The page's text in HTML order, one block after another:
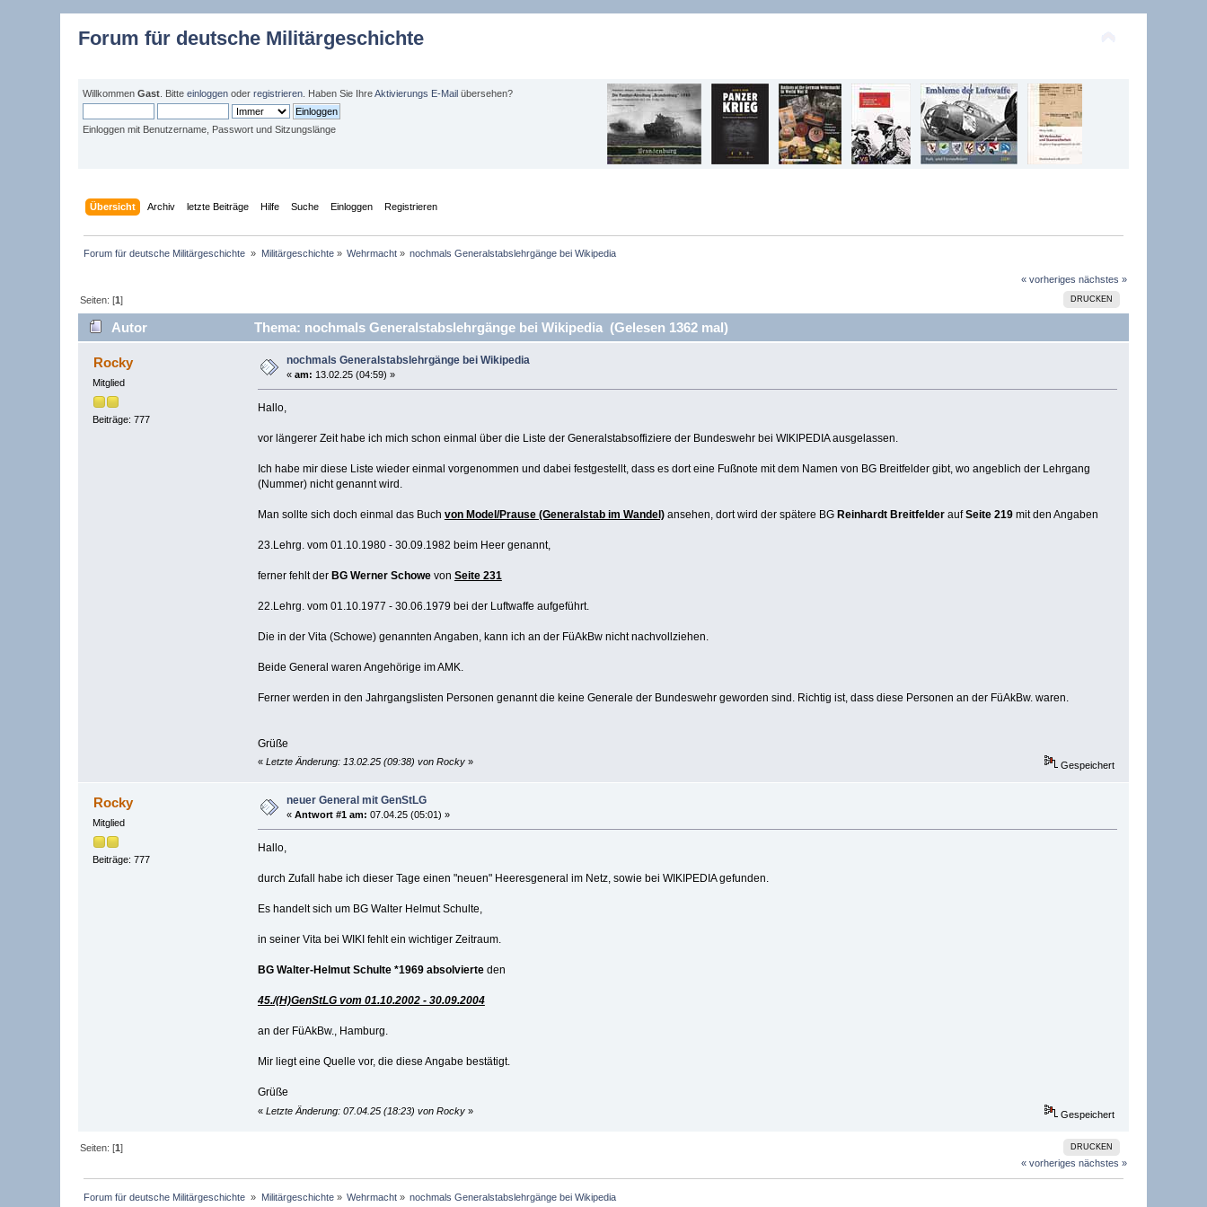
Forum für deutsche Militärgeschichte
WillkommenGast . Bitteeinloggen oderregistrieren . Haben Sie IhreAktivierungs E-Mail übersehen?
Einloggen mit Benutzername, Passwort und Sitzungslänge
Übersicht Archiv letzte Beiträge Hilfe Suche Einloggen Registrieren
Forum für deutsche Militärgeschichte » Militärgeschichte» Wehrmacht » nochmals Generalstabslehrgänge bei Wikipedia
« vorheriges nächstes »
DRUCKEN
Seiten: [1]
Autor Thema: nochmals Generalstabslehrgänge bei Wikipedia (Gelesen 1362 mal)
Rocky
Mitglied
Beiträge: 777
nochmals Generalstabslehrgänge bei Wikipedia
«am: 13.02.25 (04:59) »
Hallo,
vor längerer Zeit habe ich mich schon einmal über die Liste der Generalstabsoffiziere der Bundeswehr bei WIKIPEDIA ausgelassen.
Ich habe mir diese Liste wieder einmal vorgenommen und dabei festgestellt, dass es dort eine Fußnote mit dem Namen von BG Breitfelder gibt, wo angeblich der Lehrgang
(Nummer) nicht genannt wird.
Man sollte sich doch einmal das Buch von Model/Prause (Generalstab im Wandel)ansehen, dort wird der spätere BG Reinhardt BreitfelderaufSeite 219 mit den Angaben
23.Lehrg. vom 01.10.1980 - 30.09.1982 beim Heer genannt,
ferner fehlt der BG Werner Schowevon Seite 231
22.Lehrg. vom 01.10.1977 - 30.06.1979 bei der Luftwaffe aufgeführt.
Die in der Vita (Schowe) genannten Angaben, kann ich an der FüAkBw nicht nachvollziehen.
Beide General waren Angehörige im AMK.
Ferner werden in den Jahrgangslisten Personen genannt die keine Generale der Bundeswehr geworden sind. Richtig ist, dass diese Personen an der FüAkBw. waren.
Grüße
« Letzte Änderung: 13.02.25 (09:38) von Rocky» Gespeichert
Rocky
Mitglied
Beiträge: 777
neuer General mit GenStLG
«Antwort #1 am: 07.04.25 (05:01) »
Hallo,
durch Zufall habe ich dieser Tage einen "neuen" Heeresgeneral im Netz, sowie bei WIKIPEDIA gefunden.
Es handelt sich um BG Walter Helmut Schulte,
in seiner Vita bei WIKI fehlt ein wichtiger Zeitraum.
BG Walter-Helmut Schulte *1969 absolvierte den
45./(H)GenStLG vom 01.10.2002 - 30.09.2004
an der FüAkBw., Hamburg.
Mir liegt eine Quelle vor, die diese Angabe bestätigt.
Grüße
« Letzte Änderung: 07.04.25 (18:23) von Rocky» Gespeichert
DRUCKEN
Seiten: [1]
« vorheriges nächstes »
Forum für deutsche Militärgeschichte » Militärgeschichte» Wehrmacht » nochmals Generalstabslehrgänge bei Wikipedia